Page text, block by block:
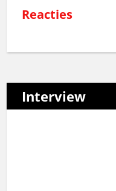
Reacties
Interview